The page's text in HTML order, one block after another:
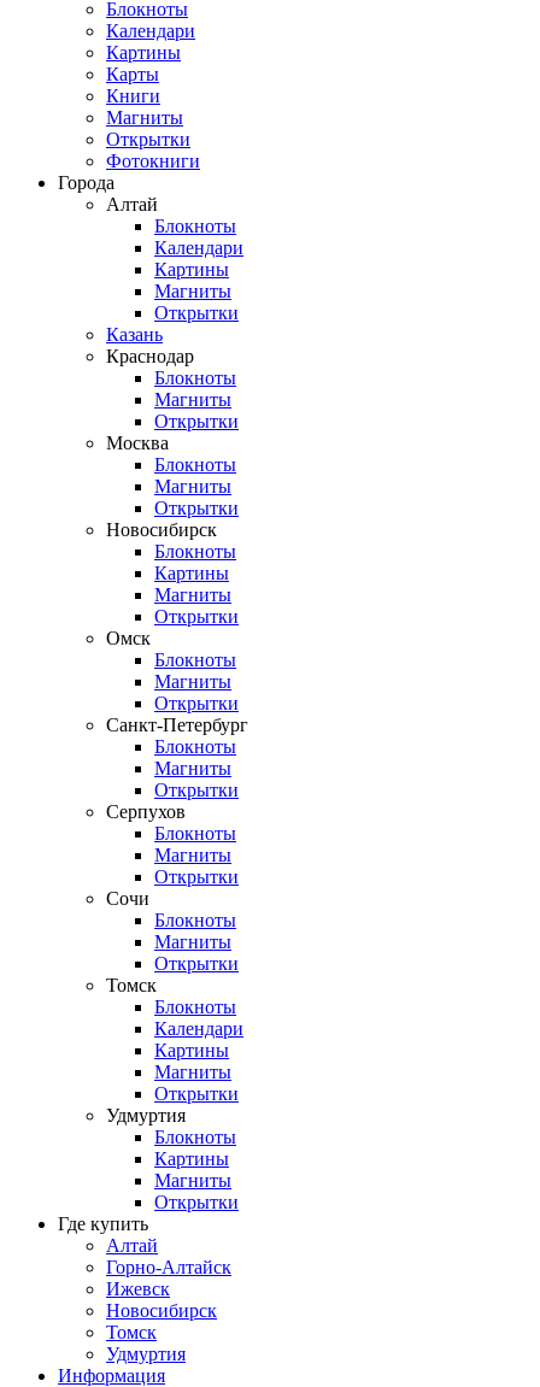
Блокноты
Календари
Картины
Карты
Книги
Магниты
Открытки
Фотокниги
Города
Алтай
Блокноты
Календари
Картины
Магниты
Открытки
Казань
Краснодар
Блокноты
Магниты
Открытки
Москва
Блокноты
Магниты
Открытки
Новосибирск
Блокноты
Картины
Магниты
Открытки
Омск
Блокноты
Магниты
Открытки
Санкт-Петербург
Блокноты
Магниты
Открытки
Серпухов
Блокноты
Магниты
Открытки
Сочи
Блокноты
Магниты
Открытки
Томск
Блокноты
Календари
Картины
Магниты
Открытки
Удмуртия
Блокноты
Картины
Магниты
Открытки
Где купить
Алтай
Горно-Алтайск
Ижевск
Новосибирск
Томск
Удмуртия
Информация